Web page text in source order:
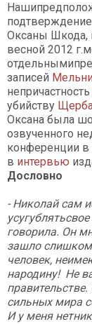
Оксаны Шкода,
весной 2012
записей
непричастность
убийству
Оксана была
озвученного
конференции в
в интервью
Дословно
- Николай сам
говорила. Он
зашло
человек,
народину! Не
сильных мира
И у меня